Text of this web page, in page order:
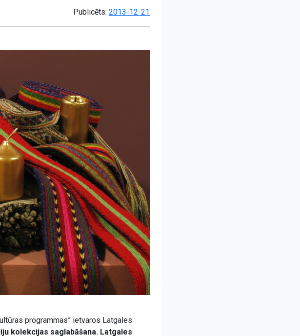
Publicēts: 2013-12-21
programmas” ietvaros Latgales
kolekcijas saglabāšana. Latgales